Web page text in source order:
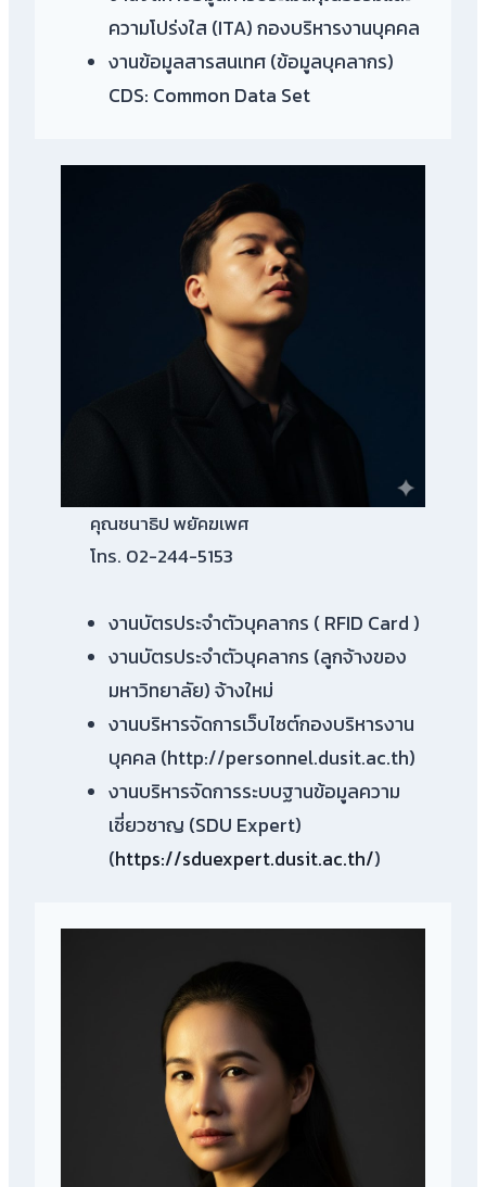
ความโปร่งใส (ITA) กองบริหารงานบุคคล
งานข้อมูลสารสนเทศ (ข้อมูลบุคลากร)
CDS: Common Data Set
คุณชนาธิป พยัคฆเพศ
โทร. 02-244-5153
งานบัตรประจำตัวบุคลากร ( RFID Card )
งานบัตรประจำตัวบุคลากร (ลูกจ้างของ
มหาวิทยาลัย) จ้างใหม่
งานบริหารจัดการเว็บไซต์กองบริหารงาน
บุคคล (http://personnel.dusit.ac.th)
งานบริหารจัดการระบบฐานข้อมูลความ
เชี่ยวชาญ (SDU Expert)
(https://sduexpert.dusit.ac.th/)